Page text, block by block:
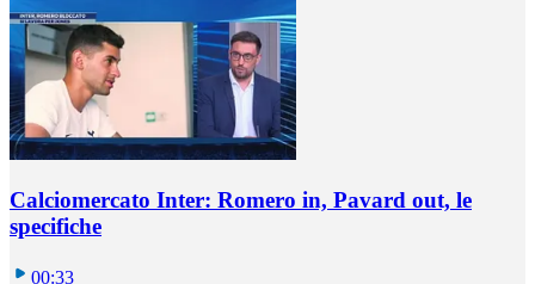
Calciomercato Inter: Romero in, Pavard out, le
specifiche
00:33